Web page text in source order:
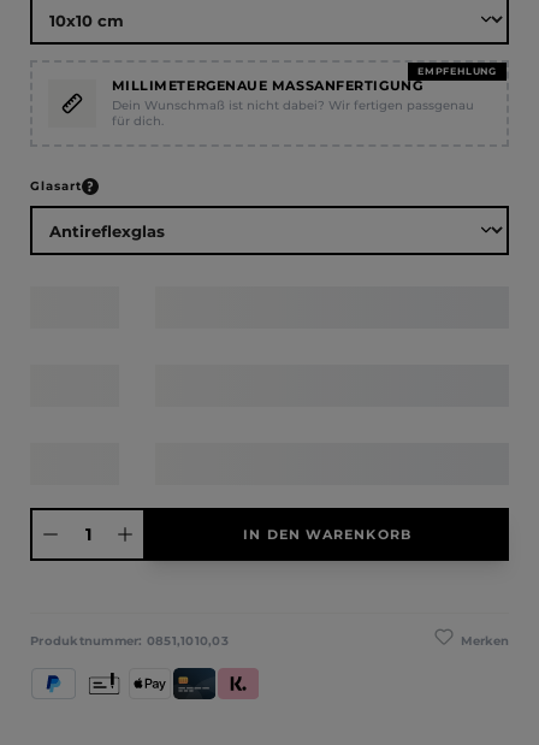
EMPFEHLUNG
MILLIMETERGENAUE MASSANFERTIGUNG
Dein Wunschmaß ist nicht dabei? Wir fertigen passgenau
für dich.
Glasartauswählen
IN DEN WARENKORB
Merken
Produktnummer: 0851,1010,03
PayPal Apple PayKredit- und Debitkarte
Klarna (Rechnung / Ratenkauf / Sofort)
Vorkasse